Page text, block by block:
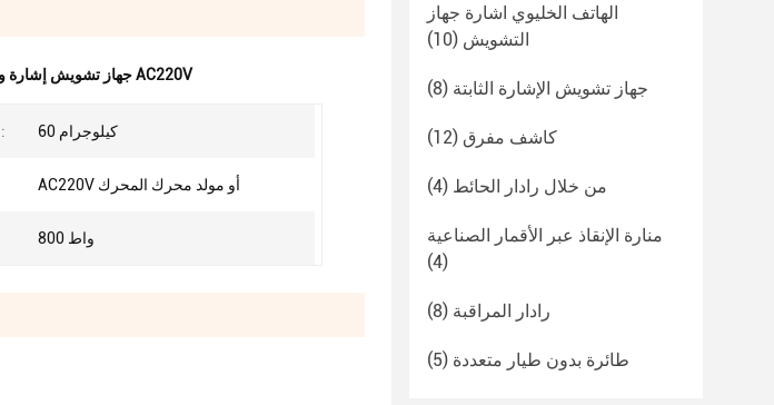
جهاز تشويش إشارة واي فاي AC220V
وزن الوحدة الرئيسية: 60 كيلوجرام
AC220V أو مولد محرك المحرك
800 واط
الهاتف الخليوي اشارة جهاز
التشويش (10)
جهاز تشويش الإشارة الثابتة (8)
كاشف مفرق (12)
من خلال رادار الحائط (4)
منارة الإنقاذ عبر الأقمار الصناعية
(4)
رادار المراقبة (8)
طائرة بدون طيار متعددة (5)